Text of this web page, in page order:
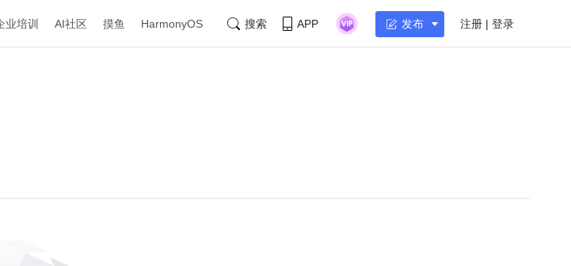
业培训 AI社区 摸鱼 HarmonyOS 搜索 APP 发布 注册 | 登录